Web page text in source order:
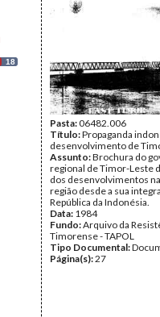
18
Pasta:06482.006
Título:Propaganda
desenvolvimento de
Assunto:Brochura do
regional de Timor-Leste
dos desenvolvimentos
região desde a sua
República da Indonésia.
Data: 1984
Fundo:Arquivo da
Timorense - TAPOL
Tipo Documental:
Página(s):27